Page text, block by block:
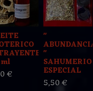
€
"
ABUNDANCIA
"
SAHUMERIO
ESPECIAL
5,50 €